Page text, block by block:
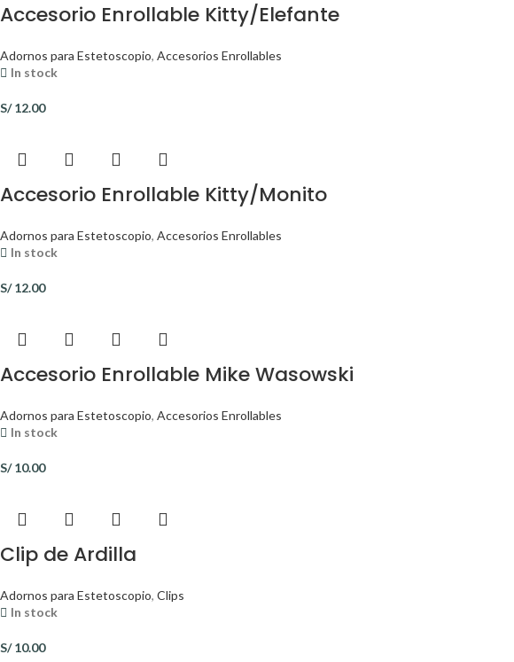
Accesorio Enrollable Kitty/Elefante
Adornos para Estetoscopio, Accesorios Enrollables
In stock
S/12.00
Accesorio Enrollable Kitty/Monito
Adornos para Estetoscopio, Accesorios Enrollables
In stock
S/12.00
Accesorio Enrollable Mike Wasowski
Adornos para Estetoscopio, Accesorios Enrollables
In stock
S/10.00
Clip de Ardilla
Adornos para Estetoscopio, Clips
In stock
S/10.00